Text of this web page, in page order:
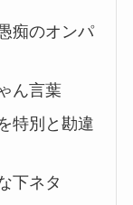
痴のオンパ
ん言葉
特別と勘違
下ネタ